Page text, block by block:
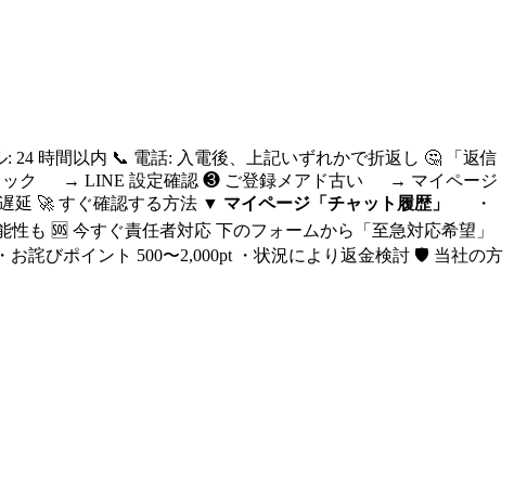
24 時間以内 📞 電話: 入電後、上記いずれかで折返し 🤔 「返信
ロック → LINE 設定確認 ❸ ご登録メアド古い → マイページ
🚀 すぐ確認する方法 ▼ マイページ「チャット履歴」
・
🆘 今すぐ責任者対応 下のフォームから「至急対応希望」
びポイント 500〜2,000pt ・状況により返金検討 🛡 当社の方